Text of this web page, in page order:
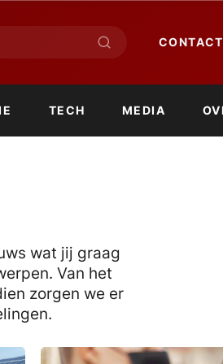
CONTACT
TECH MEDIA
wat jij graag
Van het
zorgen we er